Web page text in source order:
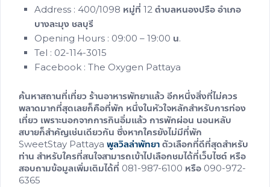
Address : 400/1098 หมู่ที่ 12 ตำบลหนองปรือ อำเภอ
บางละมุง ชลบุรี
Opening Hours : 09:00 – 19:00 น.
Tel : 02-114-3015
Facebook : The Oxygen Pattaya
ค้นหาสถานที่เที่ยวร้านอาหารพัทยาแล้ว อีกหนึ่งสิ่งที่ไม่ควร
พลาดมากที่สุดเลยก็คือที่พัก หนึ่งในหัวใจหลักสำหรับการท่อง
เที่ยว เพราะนอกจากการกินอิ่มแล้ว การพักผ่อน นอนหลับ
สบายก็สำคัญเช่นเดียวกัน ซึ่งหากใครยังไม่มีที่พัก
SweetStay Pattayaพูลวิลล่าพัทยา ตัวเลือกที่ดีที่สุดสำหรับ
ท่าน สำหรับใครที่สนใจสามารถเข้าไปเลือกชมได้ที่เว็บไซต์ หรือ
สอบถามข้อมูลเพิ่มเติมได้ที่ 081-987-6100 หรือ 090-972-
6365